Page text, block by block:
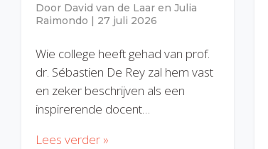
Door David van de Laar en Julia
Raimondo | 27 juli 2026
Wie college heeft gehad van prof.
dr. Sébastien De Rey zal hem vast
en zeker beschrijven als een
inspirerende docent…
Lees verder »